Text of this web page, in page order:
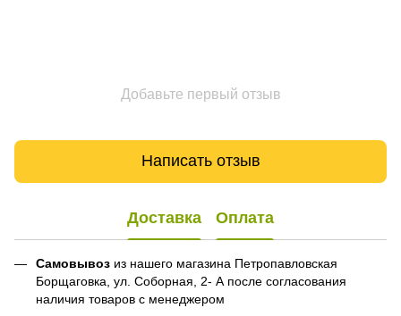
Добавьте первый отзыв
Написать отзыв
Доставка Оплата
Самовывоз из нашего магазина Петропавловская
Борщаговка, ул. Соборная, 2- А после согласования
наличия товаров с менеджером